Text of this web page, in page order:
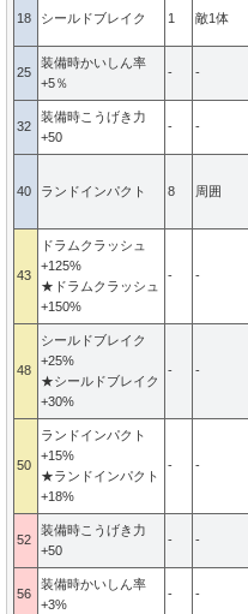
18 シールドブレイク 1 敵1体
25
装備時かいしん率
+5％
- -
32
装備時こうげき力
+50
- -
40 ランドインパクト 8 周囲
43
ドラムクラッシュ
+125%
★ドラムクラッシュ
+150%
- -
48
シールドブレイク
+25%
★シールドブレイク
+30%
- -
50
ランドインパクト
+15%
★ランドインパクト
+18%
- -
52
装備時こうげき力
+50
- -
56
装備時かいしん率
+3%
- -